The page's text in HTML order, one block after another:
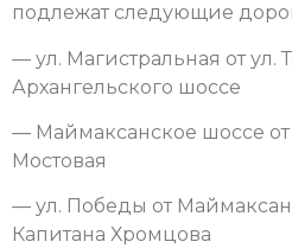
подлежат следующие
— ул. Магистральная от ул.
Архангельского шоссе
— Маймаксанское шоссе от
Мостовая
— ул. Победы от
Капитана Хромцова